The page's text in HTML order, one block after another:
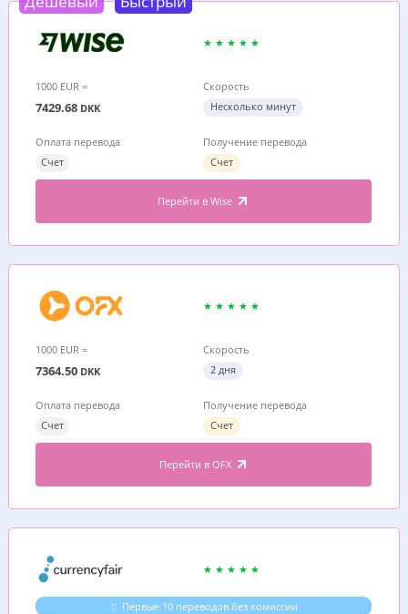
1000 EUR =
7429.68 DKK
Скорость
Несколько минут
Оплата перевода
Счет
Получение перевода
Счет
Перейти в Wise
1000 EUR =
7364.50 DKK
Скорость
2 дня
Оплата перевода
Счет
Получение перевода
Счет
Перейти в OFX
Первые 10 переводов без комиссии